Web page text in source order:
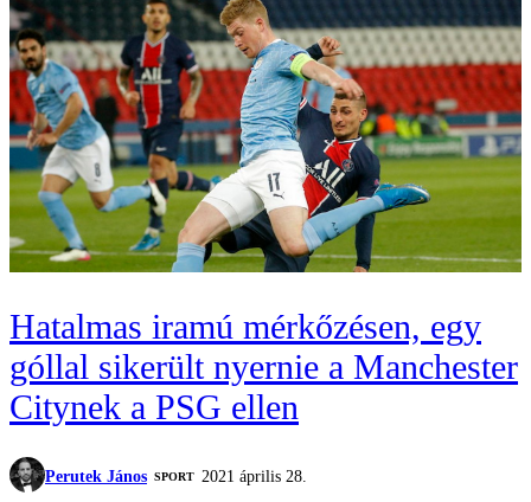
Hatalmas iramú mérkőzésen, egy
góllal sikerült nyernie a Manchester
Citynek a PSG ellen
Perutek János SPORT 2021 április 28.